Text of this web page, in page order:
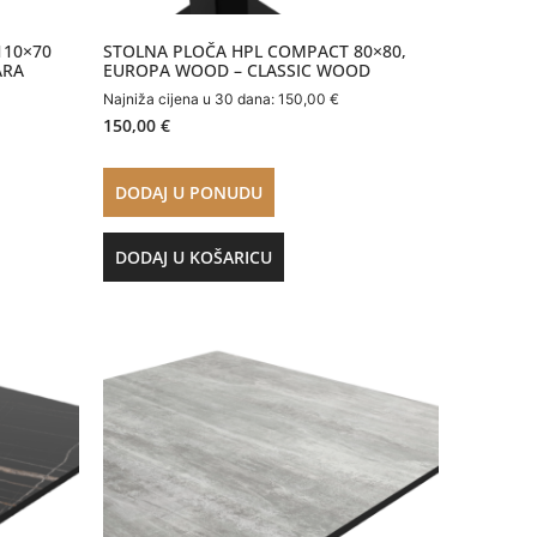
STOLNA PLOČA HPL COMPACT 80×80,
EUROPA WOOD – CLASSIC WOOD
Najniža cijena u 30 dana: 150,00 €
150,00 €
DODAJ U PONUDU
DODAJ U KOŠARICU